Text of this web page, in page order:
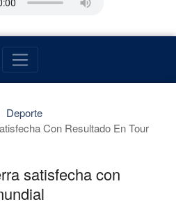
Deporte
Con Resultado En Tour
satisfecha con